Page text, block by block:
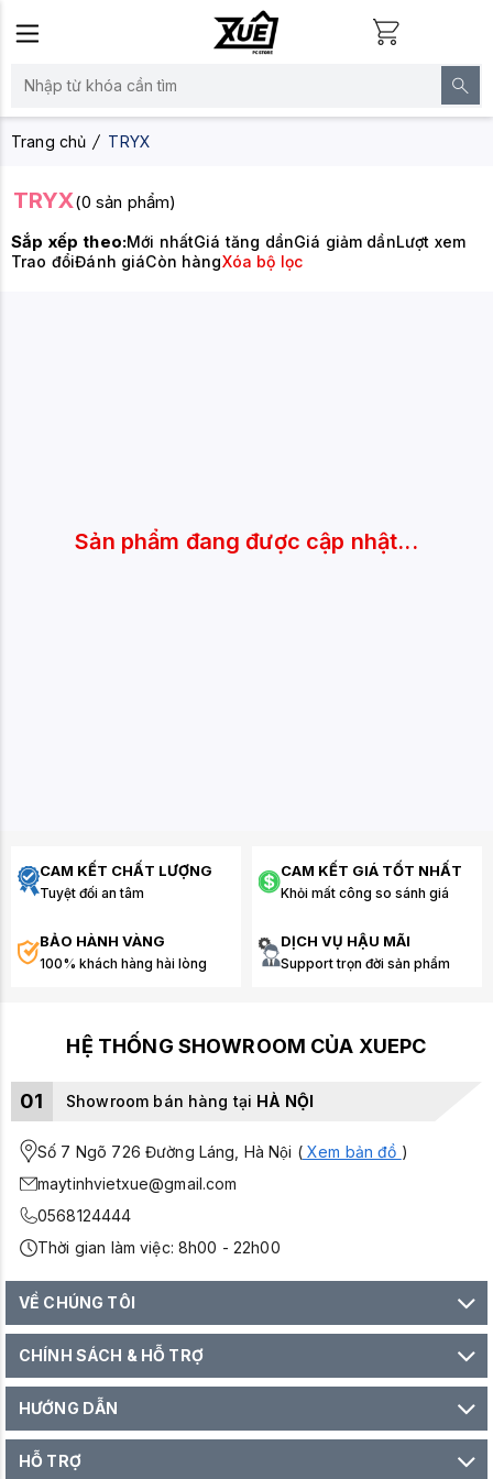
Trang chủ TRYX
TRYX(0 sản phẩm)
Sắp xếp theo:Mới nhấtGiá tăng dầnGiá giảm dầnLượt xem
Trao đổiĐánh giáCòn hàngXóa bộ lọc
Sản phẩm đang được cập nhật...
CAM KẾT CHẤT LƯỢNG
Tuyệt đối an tâm
CAM KẾT GIÁ TỐT NHẤT
Khỏi mất công so sánh giá
BẢO HÀNH VÀNG
100% khách hàng hài lòng
DỊCH VỤ HẬU MÃI
Support trọn đời sản phẩm
HỆ THỐNG SHOWROOM CỦA XUEPC
01 Showroom bán hàng tại HÀ NỘI
Số 7 Ngõ 726 Đường Láng, Hà Nội (Xem bản đồ )
maytinhvietxue@gmail.com
0568124444
Thời gian làm việc: 8h00 - 22h00
VỀ CHÚNG TÔI
CHÍNH SÁCH & HỖ TRỢ
HƯỚNG DẪN
HỖ TRỢ